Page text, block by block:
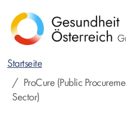
zum
Inhalt
Startseite
ProCure (Public
Sector)